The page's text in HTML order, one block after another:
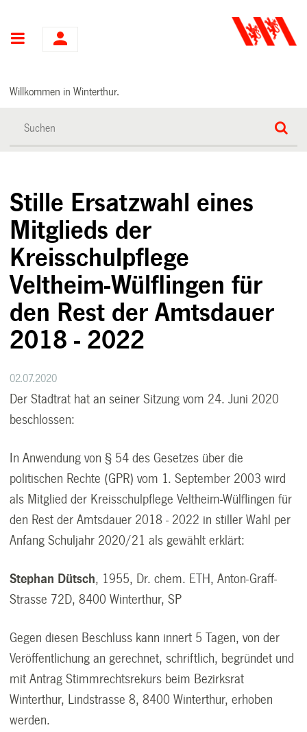
Hauptnavigation
Willkommen in Winterthur.
Stille Ersatzwahl eines
Mitglieds der
Kreisschulpflege
Veltheim-Wülflingen für
den Rest der Amtsdauer
2018 - 2022
02.07.2020
Der Stadtrat hat an seiner Sitzung vom 24. Juni 2020
beschlossen:
In Anwendung von § 54 des Gesetzes über die
politischen Rechte (GPR) vom 1. September 2003 wird
als Mitglied der Kreisschulpflege Veltheim-Wülflingen für
den Rest der Amtsdauer 2018 - 2022 in stiller Wahl per
Anfang Schuljahr 2020/21 als gewählt erklärt:
Stephan Dütsch, 1955, Dr. chem. ETH, Anton-Graff-
Strasse 72D, 8400 Winterthur, SP
Gegen diesen Beschluss kann innert 5 Tagen, von der
Veröffentlichung an gerechnet, schriftlich, begründet und
mit Antrag Stimmrechtsrekurs beim Bezirksrat
Winterthur, Lindstrasse 8, 8400 Winterthur, erhoben
werden.